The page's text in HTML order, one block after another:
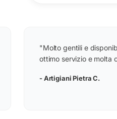
"Molto gentili e
ottimo servizio e molta
- Artigiani Pietra C.